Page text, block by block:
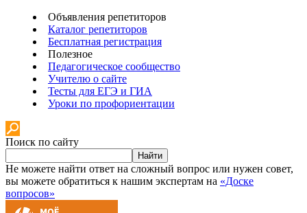
Объявления репетиторов
Каталог репетиторов
Бесплатная регистрация
Полезное
Педагогическое сообщество
Учителю о сайте
Тесты для ЕГЭ и ГИА
Уроки по профориентации
Поиск по сайту
Найти
Не можете найти ответ на сложный вопрос или нужен совет,
вы можете обратиться к нашим экспертам на «Доске
вопросов»